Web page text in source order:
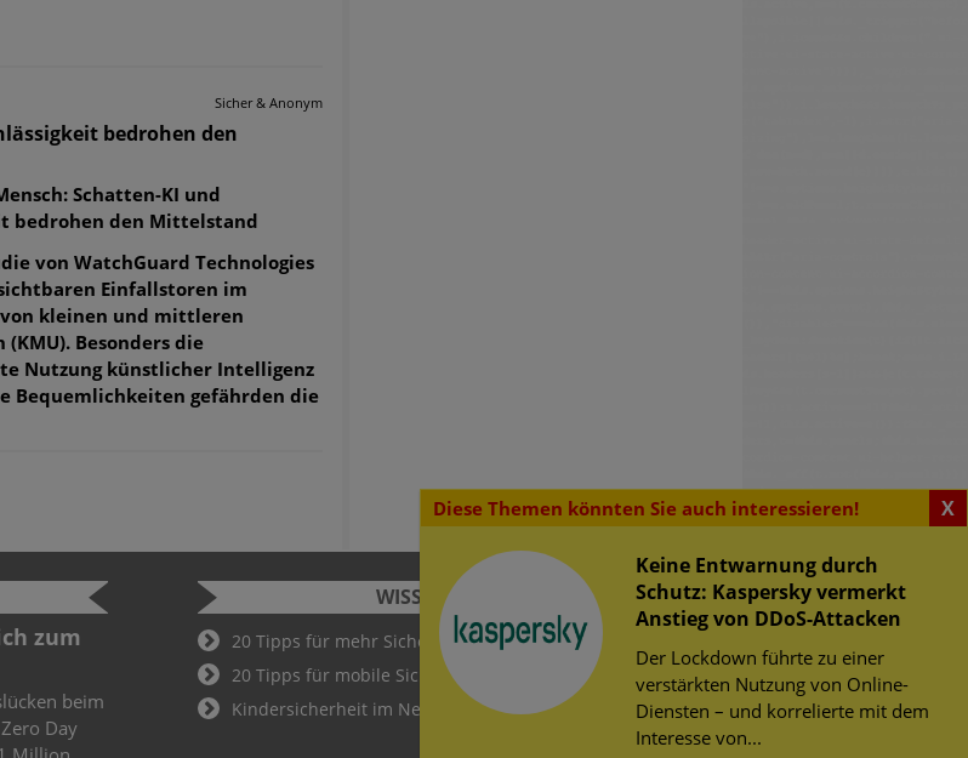
Sicher & Anonym
bedrohen den
Schatten-KI und
bedrohen den Mittelstand
von WatchGuard Technologies
Einfallstoren im
kleinen und mittleren
Besonders die
Nutzung künstlicher Intelligenz
Bequemlichkeiten gefährden die
Diese Themen könnten Sie auch interessieren! X
Keine Entwarnung durch
Schutz: Kaspersky vermerkt
Anstieg von DDoS-Attacken
Der Lockdown führte zu einer
verstärkten Nutzung von Online-
Diensten – und korrelierte mit dem
Interesse von...
Sicherheitsrisiken im
öffentlichen WLAN zur
Fußball-WM 2026
Cyber Security Challenge
Schüler und Studenten können bei der
Cyber Security Challenge teilnehmen.
WISSENSWERTES
20 Tipps für mehr Sicherheit im Web
20 Tipps für mobile Sicherheit
Kindersicherheit im Netz